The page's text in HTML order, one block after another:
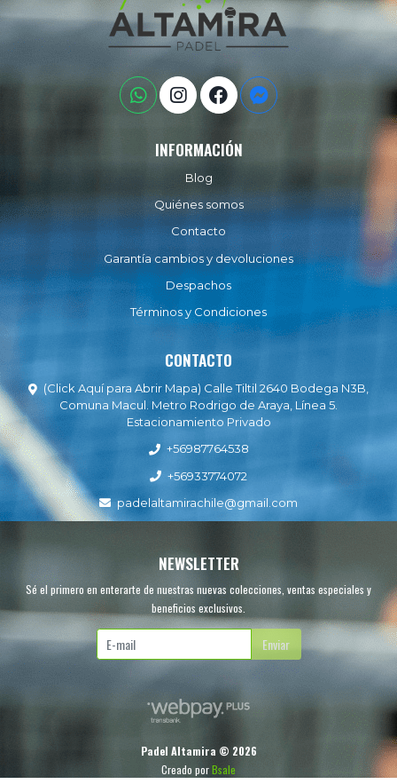
INFORMACIÓN
Blog
Quiénes somos
Contacto
Garantía cambios y devoluciones
Despachos
Términos y Condiciones
CONTACTO
(Click Aquí para Abrir Mapa) Calle Tiltil 2640 Bodega N3B,
Comuna Macul. Metro Rodrigo de Araya, Línea 5.
Estacionamiento Privado
+56987764538
+56933774072
padelaltamirachile@gmail.com
NEWSLETTER
Sé el primero en enterarte de nuestras nuevas colecciones, ventas especiales y
beneficios exclusivos.
Enviar
Padel Altamira © 2026
Creado porBsale